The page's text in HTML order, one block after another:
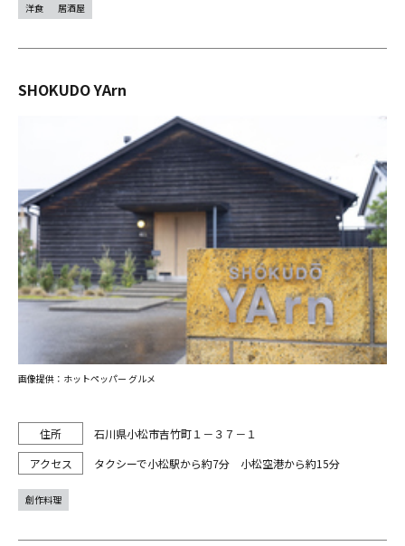
洋食 居酒屋
SHOKUDO YArn
石川県小松市吉竹町１－３７－１
タクシーで小松駅から約7分 小松空港から約15分
画像提供：ホットペッパー グルメ
創作料理